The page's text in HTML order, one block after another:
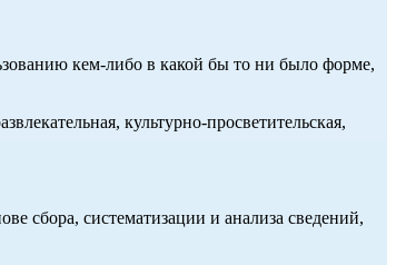
кем-либо в какой бы то ни было форме,
культурно-просветительская,
сбора, систематизации и анализа сведений,